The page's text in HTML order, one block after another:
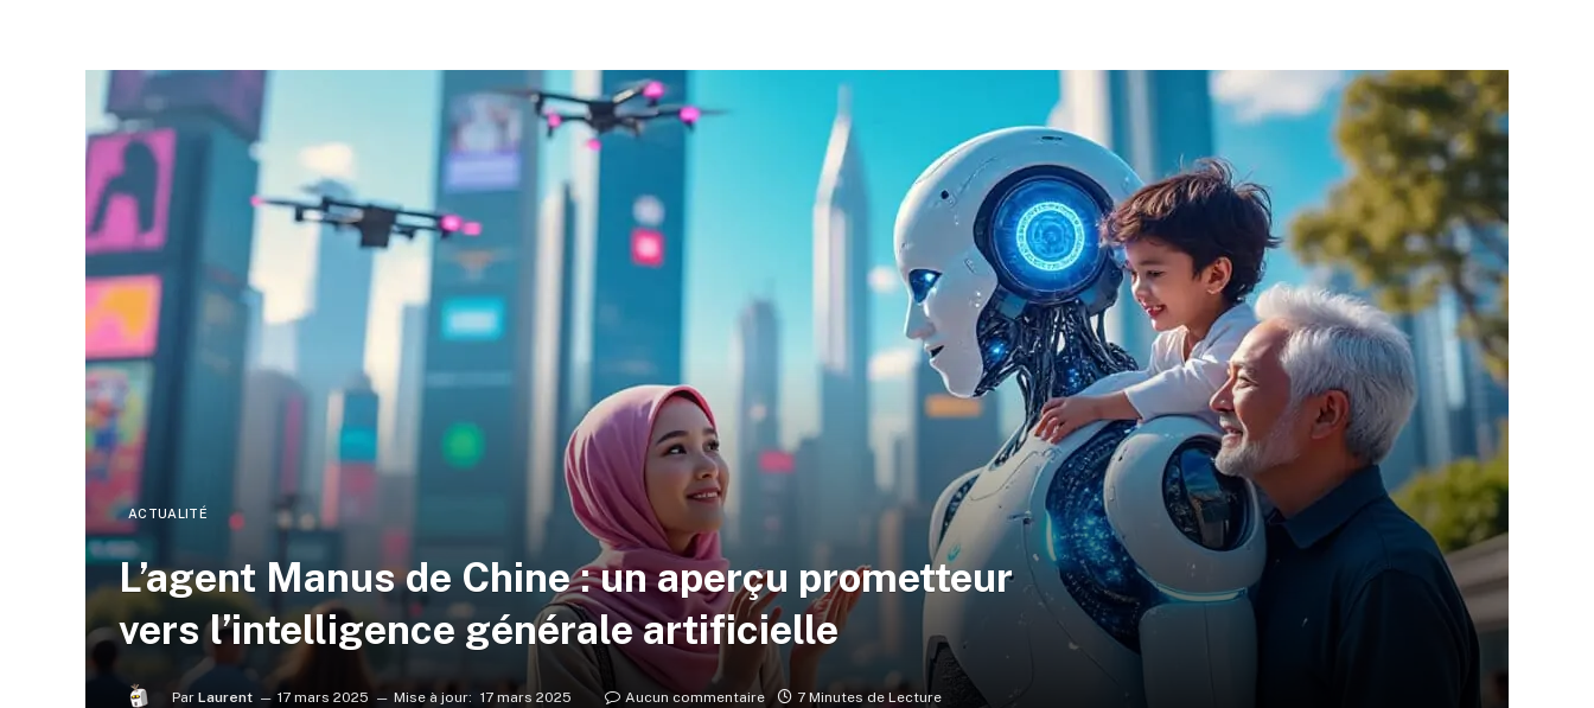
ACTUALITÉ
L’agent Manus de Chine : un aperçu prometteur
vers l’intelligence générale artificielle
Par Laurent 17 mars 2025 Mise à jour: 17 mars 2025 Aucun commentaire 7 Minutes de Lecture